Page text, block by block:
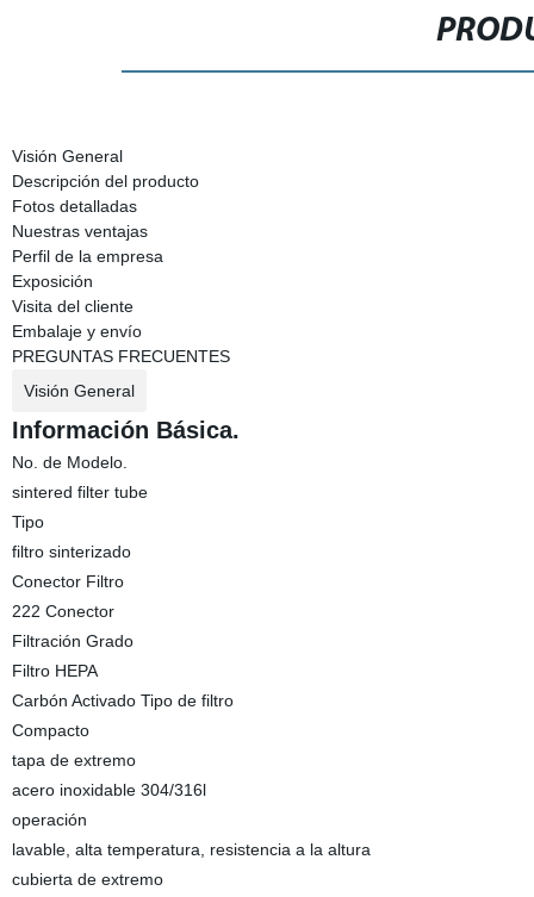
Visión General
Descripción del producto
Fotos detalladas
Nuestras ventajas
Perfil de la empresa
Exposición
Visita del cliente
Embalaje y envío
PREGUNTAS FRECUENTES
Visión General
Información Básica.
No. de Modelo.
sintered filter tube
Tipo
filtro sinterizado
Conector Filtro
222 Conector
Filtración Grado
Filtro HEPA
Carbón Activado Tipo de filtro
Compacto
tapa de extremo
acero inoxidable 304/316l
operación
lavable, alta temperatura, resistencia a la altura
cubierta de extremo